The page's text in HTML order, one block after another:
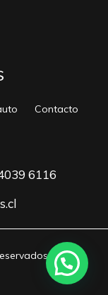
Contacto
6116